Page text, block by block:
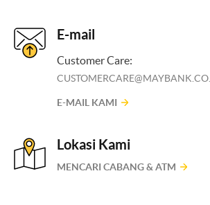
E-mail
Customer Care:
E-MAIL KAMI
Lokasi Kami
MENCARI CABANG & ATM